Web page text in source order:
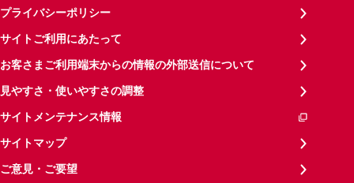
プライバシーポリシー
サイトご利用にあたって
お客さまご利用端末からの情報の外部送信について
見やすさ・使いやすさの調整
サイトメンテナンス情報
サイトマップ
ご意見・ご要望